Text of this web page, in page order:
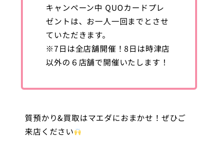
キャンペーン中 QUOカードプレ
ゼントは、お一人一回までとさせ
ていただきます。
※7日は全店舗開催！8日は時津店
以外の６店舗で開催いたします！
質預かり&買取はマエダにおまかせ！ぜひご
来店ください